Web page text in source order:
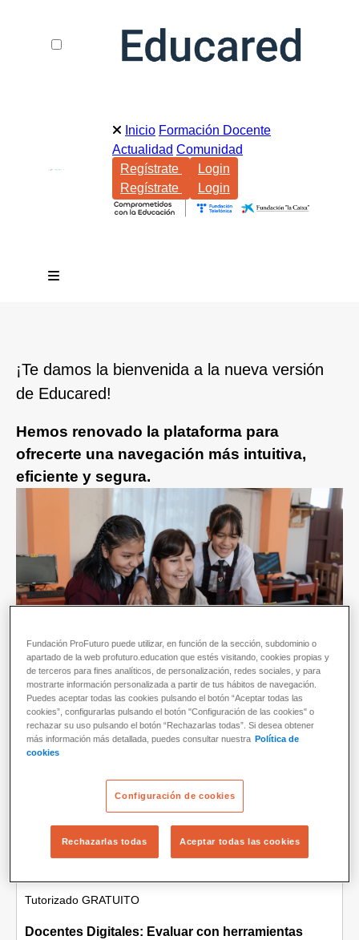
Inicio Formación Docente
Actualidad Comunidad
Regístrate
Login
Regístrate
Login
¡Te damos la bienvenida a la nueva versión
de Educared!
Hemos renovado la plataforma para
ofrecerte una navegación más intuitiva,
eficiente y segura.
Tutorizado GRATUITO
Docentes Digitales: Evaluar con herramientas
Fundación ProFuturo puede utilizar, en función de la sección, subdominio o
apartado de la web profuturo.education que estés visitando, cookies propias y
de terceros para fines analíticos, de personalización, redes sociales, y para
mostrarte información personalizada a partir de tus hábitos de navegación.
Puedes aceptar todas las cookies pulsando el botón “Aceptar todas las
cookies”, configurarlas pulsando el botón "Configuración de las cookies" o
rechazar su uso pulsando el botón “Rechazarlas todas”. Si desea obtener
más información más detallada, puedes consultar nuestra Política de
cookies
Configuración de cookies
Rechazarlas todas Aceptar todas las cookies